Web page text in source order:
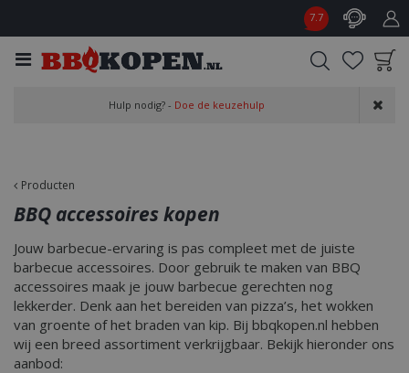
Producten
7.7
aan wensenlijst
Hulp nodig? - Doe de keuzehulp
BBQ accessoires kopen
Jouw barbecue-ervaring is pas compleet met de juiste
barbecue accessoires. Door gebruik te maken van BBQ
accessoires maak je jouw barbecue gerechten nog
lekkerder. Denk aan het bereiden van pizza’s, het wokken
van groente of het braden van kip. Bij bbqkopen.nl hebben
wij een breed assortiment verkrijgbaar. Bekijk hieronder ons
aanbod: